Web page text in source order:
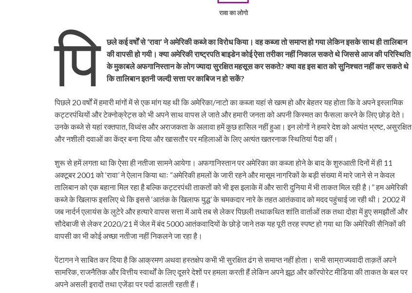
रावा का लोगो
पि
छले कई वर्षों से ‘रावा’ ने अमेरिकी कब्जे का विरोध किया। वह कब्जा तो समाप्त हो गया लेकिन इसके साथ ही तालिबान
की वापसी हो गयी। क्या अमेरिकी राष्ट्रपति बाइडेन कोई ऐसा तरीका नहीं निकाल सकते थे जिससे आज की परिस्थिति
के मुकाबले अफगानिस्तान के लोग ज्यादा सुरक्षित महसूस कर सकते? क्या वह इस बात को सुनिश्चत नहीं कर सकते थे
कि तालिबान इतनी जल्दी सत्ता पर काबिज न हो सकें?
पिछले 20 वर्षों में हमारी मांगों में से एक मांग यह थी कि अमेरिका/नाटो का कब्जा यहां से खत्म हो और बेहतर यह होता कि वे अपने इस्लामिक
कट्टरपंथियों और टेक्नोक्रेट्स को भी अपने साथ वापस ले जाते और हमारी जनता को अपनी किस्मत का फैसला करने के लिए छोड़ देते।
उनके कब्जे से यहां रक्तपात, विध्वंस और अराजकता के अलावा हमें कुछ हासिल नहीं हुआ। इन लोगों ने हमारे देश को अत्यंत भ्रष्ट, असुरक्षित
और नशीली दवाओं का केंद्र बना दिया और खासतौर पर महिलाओं के लिए अत्यंत खतरनाक स्थितियां पैदा कीं।
शुरू से हमें लगता था कि ऐसा ही नतीजा सामने आयेगा। अफगानिस्तान पर अमेरिका का कब्जा होने के बाद के शुरुआती दिनों में ही 11
अक्टूबर 2001 को ‘रावा’ ने ऐलान किया थाः “अमेरिकी हमलों के जारी रहने और मासूम नागरिकों के बड़ी संख्या में मारे जाने से न केवल
तालिबान को एक बहाना मिल रहा है बल्कि कट्टरपंथी ताकतों को भी इस इलाके में और सारी दुनिया में भी ताकत मिल रही है।” हम अमेरिकी
कब्जे के खिलाफ इसलिए थे कि इससे ‘आतंक के खिलाफ युद्ध’ के चमकदार नारे के तहत आतंकवाद को मदद पहुंचाई जा रही थी। 2002 में
जब नार्दर्न एलायंस के लुटेरे और हत्यारे वापस सत्ता में आये तब से लेकर पिछली तथाकथित शांति वार्ताओं तक तथा दोहा में हुए समझौतों और
सौदेबाजी से लेकर 2020/21 में जेल में बंद 5000 आतंकवादियों के छोड़े जाने तक यह पूरी तरह स्पष्ट हो गया था कि अमेरिकी सैनिकों की
वापसी का भी कोई अच्छा नतीजा नहीं निकलने जा रहा है।
पेंटागन ने साबित कर दिया है कि आक्रमण अथवा हस्तक्षेप कभी भी सुरक्षित ढंग से समाप्त नहीं होता। सभी साम्राज्यवादी ताक़तें अपने
सामरिक, राजनैतिक और वित्तीय स्वार्थों के लिए दूसरे देशों पर हमला करती हैं लेकिन अपने झूठ और कॉरपोरेट मीडिया की ताकत के बल पर
अपने असली इरादों तथा एजेंडा पर पर्दा डालती रहती हैं।